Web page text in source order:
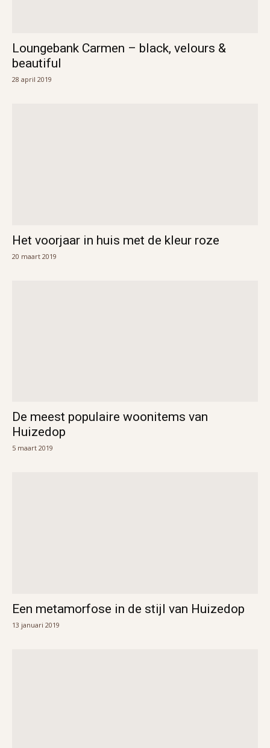
Loungebank Carmen – black, velours &
beautiful
28 april 2019
Het voorjaar in huis met de kleur roze
20 maart 2019
De meest populaire woonitems van
Huizedop
5 maart 2019
Een metamorfose in de stijl van Huizedop
13 januari 2019